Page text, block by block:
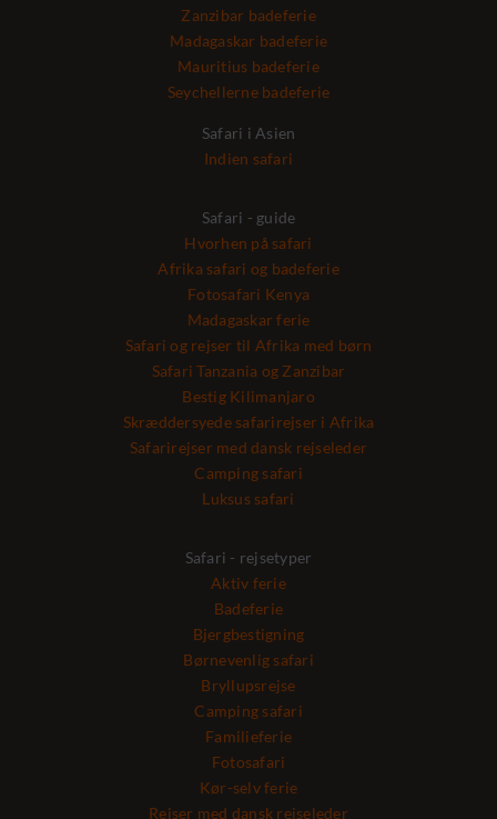
Zanzibar badeferie
Madagaskar badeferie
Mauritius badeferie
Seychellerne badeferie
Safari i Asien
Indien safari
Safari - guide
Hvorhen på safari
Afrika safari og badeferie
Fotosafari Kenya
Madagaskar ferie
Safari og rejser til Afrika med børn
Safari Tanzania og Zanzibar
Bestig Kilimanjaro
Skræddersyede safarirejser i Afrika
Safarirejser med dansk rejseleder
Camping safari
Luksus safari
Safari - rejsetyper
Aktiv ferie
Badeferie
Bjergbestigning
Børnevenlig safari
Bryllupsrejse
Camping safari
Familieferie
Fotosafari
Kør-selv ferie
Rejser med dansk rejseleder